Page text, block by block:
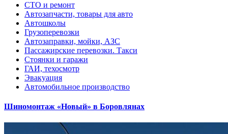
СТО и ремонт
Автозапчасти, товары для авто
Автошколы
Грузоперевозки
Автозаправки, мойки, АЗС
Пассажирские перевозки. Такси
Стоянки и гаражи
ГАИ, техосмотр
Эвакуация
Автомобильное производство
Шиномонтаж «Новый» в Боровлянах